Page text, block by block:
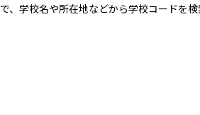
で、学校名や所在地などから学校コードを